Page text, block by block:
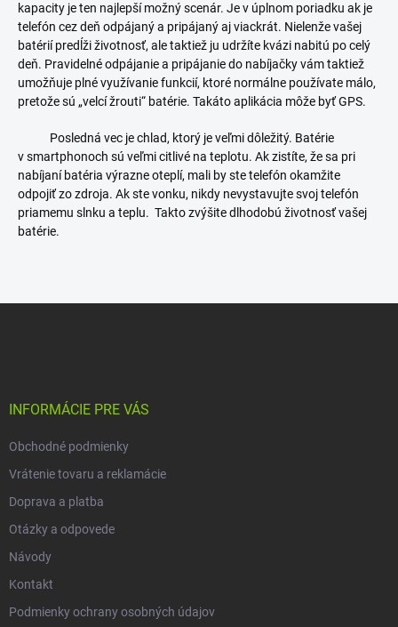
kapacity je ten najlepší možný scenár. Je v úplnom poriadku ak je
telefón cez deň odpájaný a pripájaný aj viackrát. Nielenže vašej
batérií predĺži životnosť, ale taktiež ju udržíte kvázi nabitú po celý
deň. Pravidelné odpájanie a pripájanie do nabíjačky vám taktiež
umožňuje plné využívanie funkcií, ktoré normálne používate málo,
pretože sú „velcí žrouti“ batérie. Takáto aplikácia môže byť GPS.
Posledná vec je chlad, ktorý je veľmi dôležitý. Batérie
v smartphonoch sú veľmi citlivé na teplotu. Ak zistíte, že sa pri
nabíjaní batéria výrazne oteplí, mali by ste telefón okamžite
odpojiť zo zdroja. Ak ste vonku, nikdy nevystavujte svoj telefón
priamemu slnku a teplu. Takto zvýšite dlhodobú životnosť vašej
batérie.
INFORMÁCIE PRE VÁS
Obchodné podmienky
Vrátenie tovaru a reklamácie
Doprava a platba
Otázky a odpovede
Návody
Kontakt
Podmienky ochrany osobných údajov